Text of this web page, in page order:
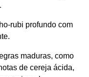
rubi profundo com
maduras, como
de cereja ácida,